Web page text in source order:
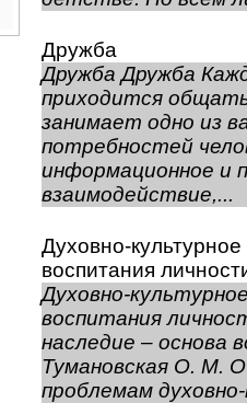
Дружба
Дружба Дружба
приходится
занимает одно из
потребностей
информационное и
взаимодействие,...
Духовно-
воспитания
Духовно-
воспитания
наследие – основа
Тумановская О. М.
проблемам